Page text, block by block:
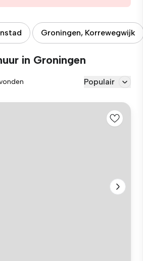
Groningen, Korrewegwijk
in Groningen
Populair